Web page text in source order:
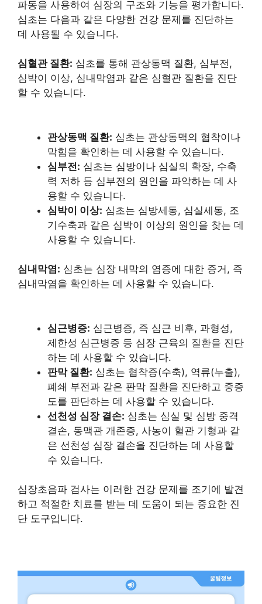
파동을 사용하여 심장의 구조와 기능을 평가합니다.
심초는 다음과 같은 다양한 건강 문제를 진단하는
데 사용될 수 있습니다.
심혈관 질환: 심초를 통해 관상동맥 질환, 심부전,
심박이 이상, 심내막염과 같은 심혈관 질환을 진단
할 수 있습니다.
관상동맥 질환: 심초는 관상동맥의 협착이나
막힘을 확인하는 데 사용할 수 있습니다.
심부전: 심초는 심방이나 심실의 확장, 수축
력 저하 등 심부전의 원인을 파악하는 데 사
용할 수 있습니다.
심박이 이상: 심초는 심방세동, 심실세동, 조
기수축과 같은 심박이 이상의 원인을 찾는 데
사용할 수 있습니다.
심내막염: 심초는 심장 내막의 염증에 대한 증거, 즉
심내막염을 확인하는 데 사용할 수 있습니다.
심근병증: 심근병증, 즉 심근 비후, 과형성,
제한성 심근병증 등 심장 근육의 질환을 진단
하는 데 사용할 수 있습니다.
판막 질환: 심초는 협착증(수축), 역류(누출),
폐쇄 부전과 같은 판막 질환을 진단하고 중증
도를 판단하는 데 사용할 수 있습니다.
선천성 심장 결손: 심초는 심실 및 심방 중격
결손, 동맥관 개존증, 사농이 혈관 기형과 같
은 선천성 심장 결손을 진단하는 데 사용할
수 있습니다.
심장초음파 검사는 이러한 건강 문제를 조기에 발견
하고 적절한 치료를 받는 데 도움이 되는 중요한 진
단 도구입니다.